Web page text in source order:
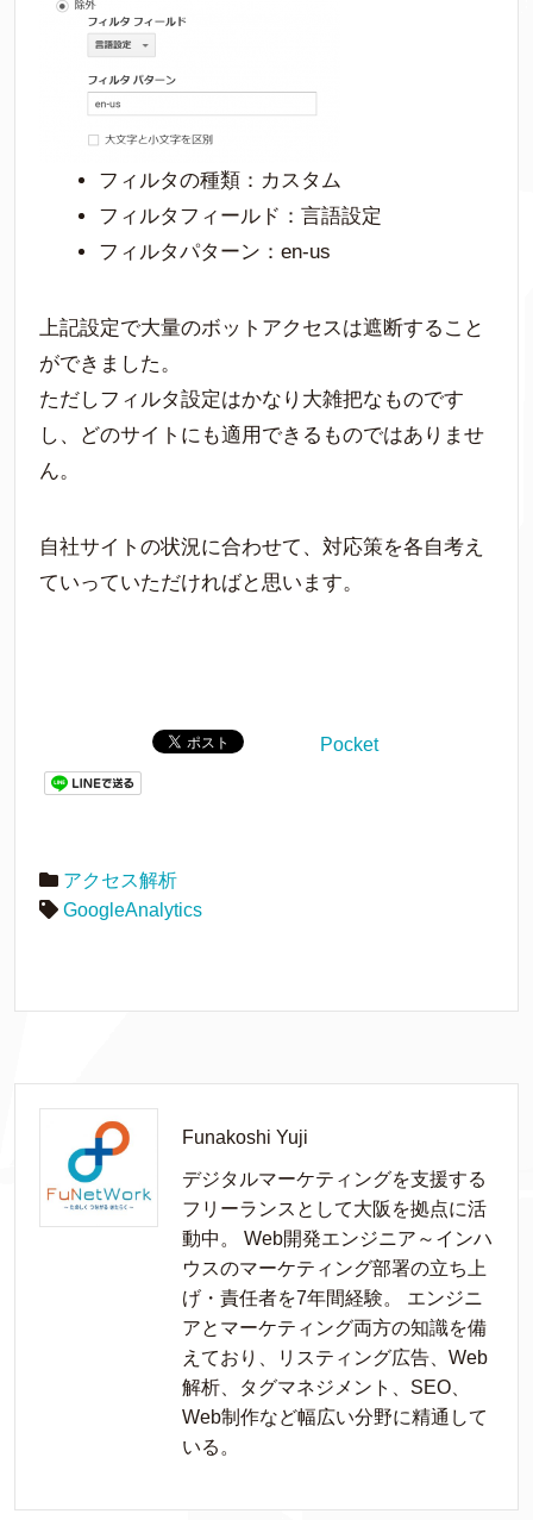
フィルタの種類：カスタム
フィルタフィールド：言語設定
フィルタパターン：en-us
上記設定で大量のボットアクセスは遮断すること
ができました。
ただしフィルタ設定はかなり大雑把なものです
し、どのサイトにも適用できるものではありませ
ん。
自社サイトの状況に合わせて、対応策を各自考え
ていっていただければと思います。
Pocket
アクセス解析
GoogleAnalytics
Funakoshi Yuji
デジタルマーケティングを支援する
フリーランスとして大阪を拠点に活
動中。 Web開発エンジニア～インハ
ウスのマーケティング部署の立ち上
げ・責任者を7年間経験。 エンジニ
アとマーケティング両方の知識を備
えており、リスティング広告、Web
解析、タグマネジメント、SEO、
Web制作など幅広い分野に精通して
いる。